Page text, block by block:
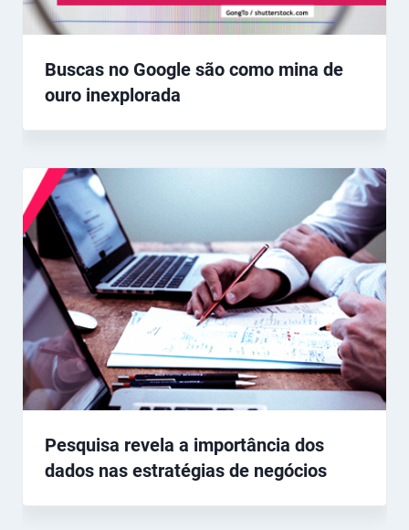
Buscas no Google são como mina de
ouro inexplorada
Pesquisa revela a importância dos
dados nas estratégias de negócios